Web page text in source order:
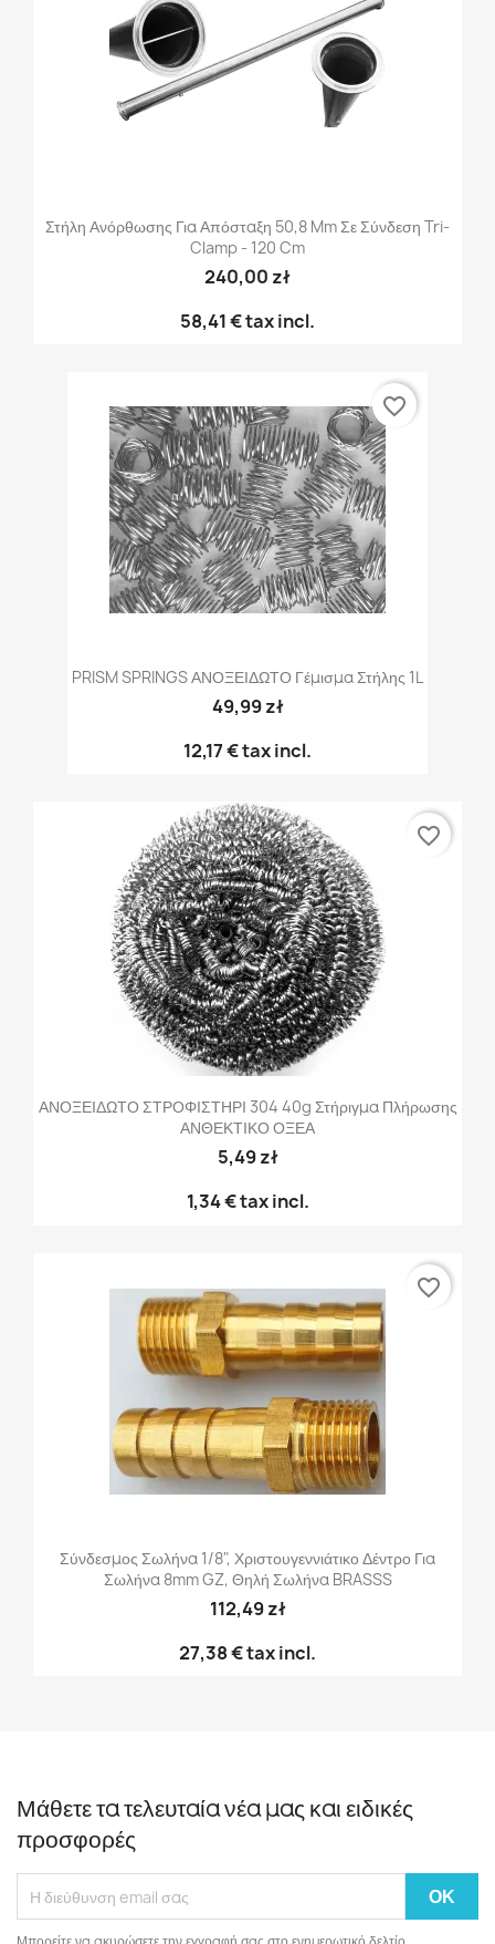
Στήλη Ανόρθωσης Για Απόσταξη 50,8 Mm Σε Σύνδεση Tri-
Clamp - 120 Cm
240,00 zł
58,41 €tax incl.
PRISM SPRINGS ΑΝΟΞΕΙΔΩΤΟ Γέμισμα Στήλης 1L
49,99 zł
12,17 €tax incl.
favorite_border
ΑΝΟΞΕΙΔΩΤΟ ΣΤΡΟΦΙΣΤΗΡΙ 304 40g Στήριγμα Πλήρωσης
ΑΝΘΕΚΤΙΚΟ ΟΞΕΑ
5,49 zł
1,34 €tax incl.
favorite_border
Σύνδεσμος Σωλήνα 1/8", Χριστουγεννιάτικο Δέντρο Για
Σωλήνα 8mm GZ, Θηλή Σωλήνα BRASSS
112,49 zł
27,38 €tax incl.
favorite_border
Μάθετε τα τελευταία νέα μας και ειδικές
προσφορές